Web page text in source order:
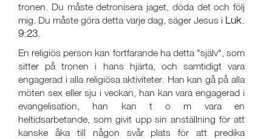
tronen. Du måste detronisera jaget, döda det och följ
mig. Du måste göra detta varje dag, säger Jesus i Luk.
9:23.
En religiös person kan fortfarande ha detta "själv", som
sitter på tronen i hans hjärta, och samtidigt vara
engagerad i alla religiösa aktiviteter. Han kan gå på alla
möten sex eller sju i veckan, han kan vara engagerad i
evangelisation, han kan t o m vara en
heltidsarbetande, som givit upp sin anställning för att
kanske åka till någon svår plats för att predika